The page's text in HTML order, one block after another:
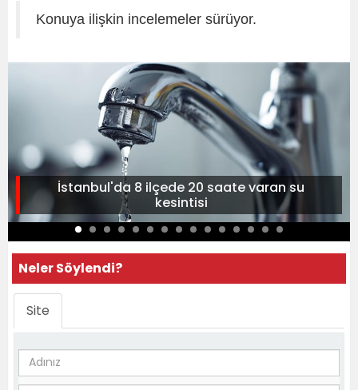
Konuya ilişkin incelemeler sürüyor.
İstanbul'da 8 ilçede 20 saate varan su
kesintisi
Neler Söylendi?
Site